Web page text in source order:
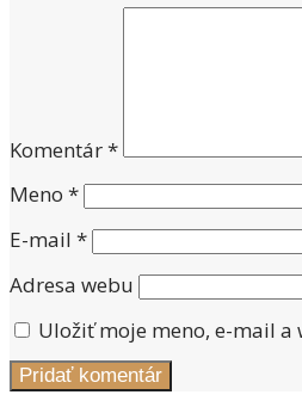
Komentár*
Meno *
E-mail *
Adresa webu
Uložiť moje meno, e-mail